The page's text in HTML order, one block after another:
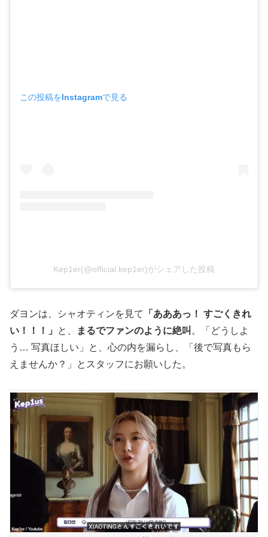
この投稿をInstagramで見る
Kep1er(@official.kep1er)がシェアした投稿
ダヨンは、シャオティンを見て
「あああっ！ すごくきれ
い！！！」
と、 まるでファンのように絶叫 。「どうしよ
う… 写真ほしい」と、心の内を漏らし、「後で写真もら
えませんか？」とスタッフにお願いした。